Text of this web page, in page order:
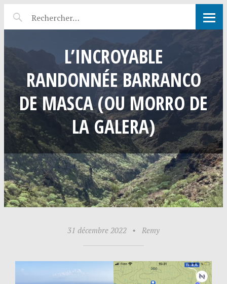
L’INCROYABLE
RANDONNÉE BARRANCO
DE MASCA (OU MORRO DE
LA GALERA)
31 décembre 2022 • Remy